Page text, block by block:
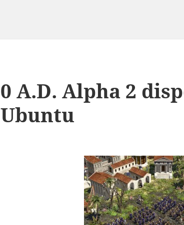
0 A.D. Alpha 2
Ubuntu